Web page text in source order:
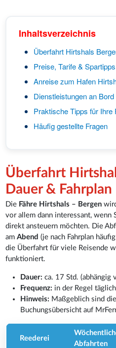
Inhaltsverzeichnis
Überfahrt Hirtshals
Preise, Tarife & Spartipps
Anreise zum Hafen
Dienstleistungen an Bord
Praktische Tipps für Ihre
Häufig gestellte Fragen
Überfahrt
Dauer & Fahrplan
Die Fähre Hirtshals – Bergen
vor allem dann interessant, wenn
direkt ansteuern möchten. Die
amAbend (je nach Fahrplan
die Überfahrt für viele Reisende
funktioniert.
Dauer: ca. 17 Std. (abhängig
Frequenz: in der Regel
Hinweis: Maßgeblich sind
Buchungsübersicht auf
Reederei
Abfahrten